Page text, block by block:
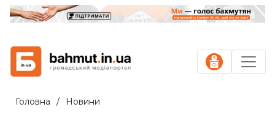
Головна Новини